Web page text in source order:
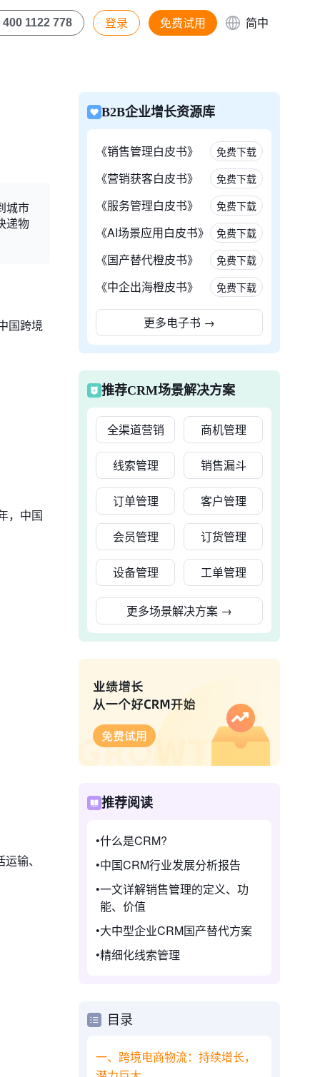
400 1122 778 登录 免费试用 简中
城市
递物
国跨境
，中国
输、
B2B企业增长资源库
《销售管理白皮书》 免费下载
《营销获客白皮书》 免费下载
《服务管理白皮书》 免费下载
《AI场景应用白皮书》 免费下载
《国产替代橙皮书》 免费下载
《中企出海橙皮书》 免费下载
更多电子书 →
推荐CRM场景解决方案
全渠道营销 商机管理
线索管理 销售漏斗
订单管理 客户管理
会员管理 订货管理
设备管理 工单管理
更多场景解决方案 →
推荐阅读
什么是CRM?
中国CRM行业发展分析报告
一文详解销售管理的定义、功
能、价值
大中型企业CRM国产替代方案
精细化线索管理
目录
一、跨境电商物流：持续增长，